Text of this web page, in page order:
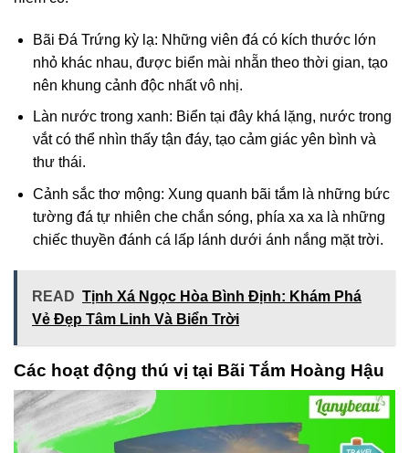
Bãi Đá Trứng kỳ lạ: Những viên đá có kích thước lớn
nhỏ khác nhau, được biển mài nhẵn theo thời gian, tạo
nên khung cảnh độc nhất vô nhị.
Làn nước trong xanh: Biển tại đây khá lặng, nước trong
vắt có thể nhìn thấy tận đáy, tạo cảm giác yên bình và
thư thái.
Cảnh sắc thơ mộng: Xung quanh bãi tắm là những bức
tường đá tự nhiên che chắn sóng, phía xa xa là những
chiếc thuyền đánh cá lấp lánh dưới ánh nắng mặt trời.
READ Tịnh Xá Ngọc Hòa Bình Định: Khám Phá
Vẻ Đẹp Tâm Linh Và Biển Trời
Các hoạt động thú vị tại Bãi Tắm Hoàng Hậu